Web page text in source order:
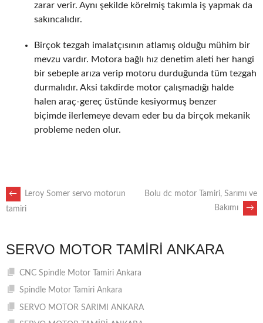
zarar verir. Aynı şekilde körelmiş takımla iş yapmak da
sakıncalıdır.
Birçok tezgah imalatçısının atlamış olduğu mühim bir
mevzu vardır. Motora bağlı hız denetim aleti her hangi
bir sebeple arıza verip motoru durduğunda tüm tezgah
durmalıdır. Aksi takdirde motor çalışmadığı halde
halen araç-gereç üstünde kesiyormuş benzer
biçimde ilerlemeye devam eder bu da birçok mekanik
probleme neden olur.
POST
←
Leroy Somer servo motorun
tamiri
Bolu dc motor Tamiri, Sarımı ve
Bakımı
→
SERVO MOTOR TAMIRI ANKARA
CNC Spindle Motor Tamiri Ankara
Spindle Motor Tamiri Ankara
SERVO MOTOR SARIMI ANKARA